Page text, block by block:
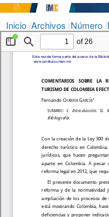
Inicio/Archivos /Número/